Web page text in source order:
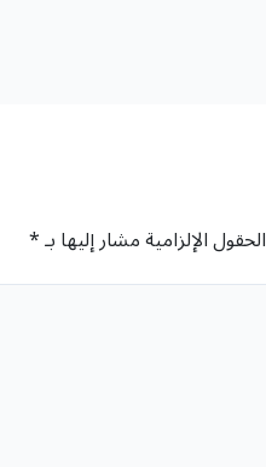
الحقول الإلزامية مشار إليها بـ*